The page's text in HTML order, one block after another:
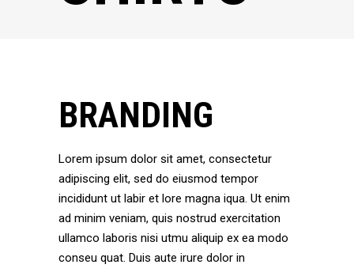
BRANDING
Lorem ipsum dolor sit amet, consectetur
adipiscing elit, sed do eiusmod tempor
incididunt ut labir et lore magna iqua. Ut enim
ad minim veniam, quis nostrud exercitation
ullamco laboris nisi utmu aliquip ex ea modo
conseu quat. Duis aute irure dolor in